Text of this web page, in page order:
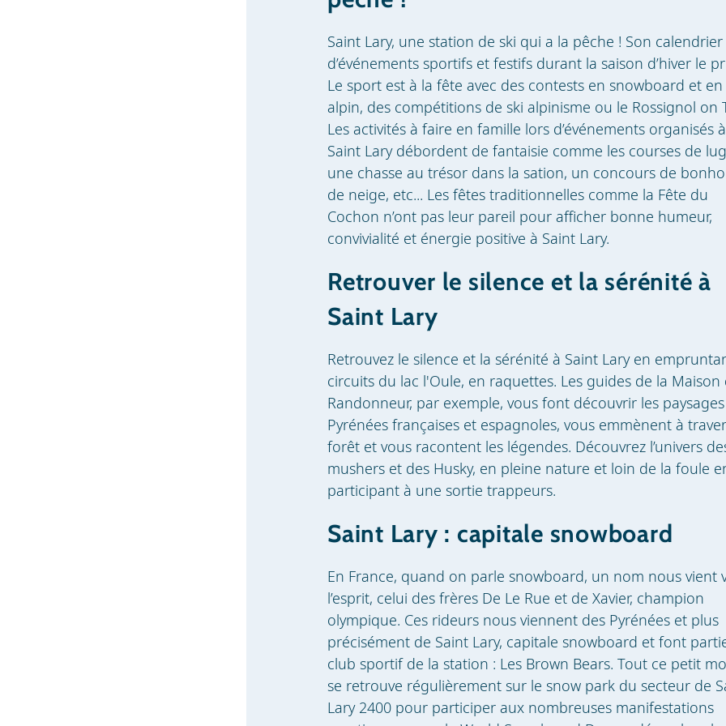
Saint Lary, une station de ski qui a la pêche ! Son calendrier
d’événements sportifs et festifs durant la saison d’hiver le
Le sport est à la fête avec des contests en snowboard et en
alpin, des compétitions de ski alpinisme ou le Rossignol on
Les activités à faire en famille lors d’événements organisés à
Saint Lary débordent de fantaisie comme les courses de
une chasse au trésor dans la sation, un concours de
de neige, etc... Les fêtes traditionnelles comme la Fête du
Cochon n’ont pas leur pareil pour afficher bonne humeur,
convivialité et énergie positive à Saint Lary.
Retrouver le silence et la sérénité à
Saint Lary
Retrouvez le silence et la sérénité à Saint Lary en
circuits du lac l'Oule, en raquettes. Les guides de la Maison
Randonneur, par exemple, vous font découvrir les
Pyrénées françaises et espagnoles, vous emmènent à
forêt et vous racontent les légendes. Découvrez l’univers
mushers et des Husky, en pleine nature et loin de la foule
participant à une sortie trappeurs.
Saint Lary : capitale snowboard
En France, quand on parle snowboard, un nom nous vient
l’esprit, celui des frères De Le Rue et de Xavier, champion
olympique. Ces rideurs nous viennent des Pyrénées et plus
précisément de Saint Lary, capitale snowboard et font
club sportif de la station : Les Brown Bears. Tout ce petit
se retrouve régulièrement sur le snow park du secteur de
Lary 2400 pour participer aux nombreuses manifestations